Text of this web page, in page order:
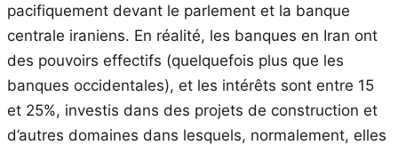
pacifiquement devant le parlement et la banque
centrale iraniens. En réalité, les banques en Iran ont
des pouvoirs effectifs (quelquefois plus que les
banques occidentales), et les intérêts sont entre 15
et 25%, investis dans des projets de construction et
d’autres domaines dans lesquels, normalement, elles